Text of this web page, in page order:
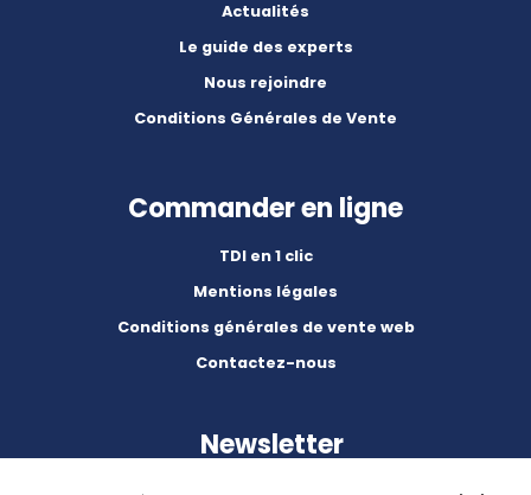
Actualités
Le guide des experts
Nous rejoindre
Conditions Générales de Vente
Commander en ligne
TDI en 1 clic
Mentions légales
Conditions générales de vente web
Contactez-nous
Newsletter